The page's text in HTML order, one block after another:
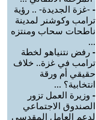
- -غزة الجديدة- .. رؤية
ترامب وكوشنر لمدينة
ناطحات سحاب ومنتزه
...
- رفض نتنياهو لخطة
ترامب في غزة.. خلاف
حقيقي أم ورقة
انتخابية؟ ...
- وزيرة العمل تزور
الصندوق الاجتماعي
لدعم العامل المقدسي